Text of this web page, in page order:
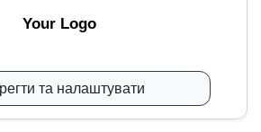
Your Logo
та налаштувати